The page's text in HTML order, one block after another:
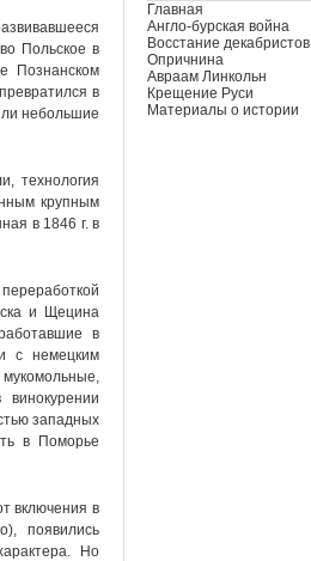
Польское в
Познанском
в
небольшие
технология
крупным
в 1846 г. в
и Щецина
в
с немецким
западных
в Поморье
включения в
появились
Но
Главная
Англо-бурская война
Восстание декабристов
Опричнина
Авраам Линкольн
Крещение Руси
Материалы о истории